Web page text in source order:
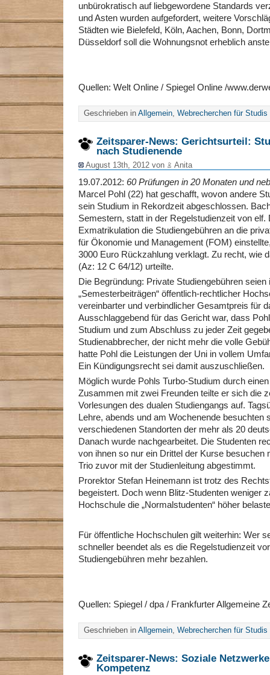
unbürokratisch auf liebgewordene Standards
und Asten wurden aufgefordert, weitere
Städten wie Bielefeld, Köln, Aachen, Bonn,
Düsseldorf soll die Wohnungsnot erheblich
Quellen: Welt Online / Spiegel Online /
Geschrieben in Allgemein, Webrecherchen für Studis
Zeitsparer-News: Gerichtsurteil:
nach Studienende
August 13th, 2012 von Anita
19.07.2012: 60 Prüfungen in 20 Monaten und
Marcel Pohl (22) hat geschafft, wovon andere
sein Studium in Rekordzeit abgeschlossen.
Semestern, statt in der Regelstudienzeit von
Exmatrikulation die Studiengebühren an die
für Ökonomie und Management (FOM)
3000 Euro Rückzahlung verklagt. Zu recht, wie
(Az: 12 C 64/12) urteilte.
Die Begründung: Private Studiengebühren
„Semesterbeiträgen“ öffentlich-rechtlicher
vereinbarter und verbindlicher Gesamtpreis für
Ausschlaggebend für das Gericht war, dass
Studium und zum Abschluss zu jeder Zeit
Studienabbrecher, der nicht mehr die volle
hatte Pohl die Leistungen der Uni in vollem
Ein Kündigungsrecht sei damit auszuschließen.
Möglich wurde Pohls Turbo-Studium durch
Zusammen mit zwei Freunden teilte er sich die
Vorlesungen des dualen Studiengangs auf.
Lehre, abends und am Wochenende besuchten
verschiedenen Standorten der mehr als 20
Danach wurde nachgearbeitet. Die Studenten
von ihnen so nur ein Drittel der Kurse besuchen
Trio zuvor mit der Studienleitung abgestimmt.
Prorektor Stefan Heinemann ist trotz des
begeistert. Doch wenn Blitz-Studenten weniger
Hochschule die „Normalstudenten“ höher
Für öffentliche Hochschulen gilt weiterhin: Wer
schneller beendet als es die Regelstudienzeit
Studiengebühren mehr bezahlen.
Quellen: Spiegel / dpa / Frankfurter Allgemeine
Geschrieben in Allgemein, Webrecherchen für Studis
Zeitsparer-News: Soziale
Kompetenz